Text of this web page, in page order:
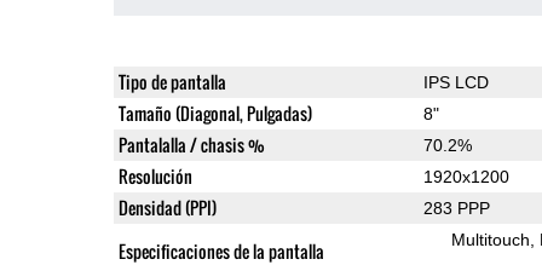
Tipo de pantalla IPS LCD
Tamaño (Diagonal, Pulgadas) 8"
Pantalalla / chasis % 70.2%
Resolución 1920x1200
Densidad (PPI) 283 PPP
Especificaciones de la pantalla Multitouch